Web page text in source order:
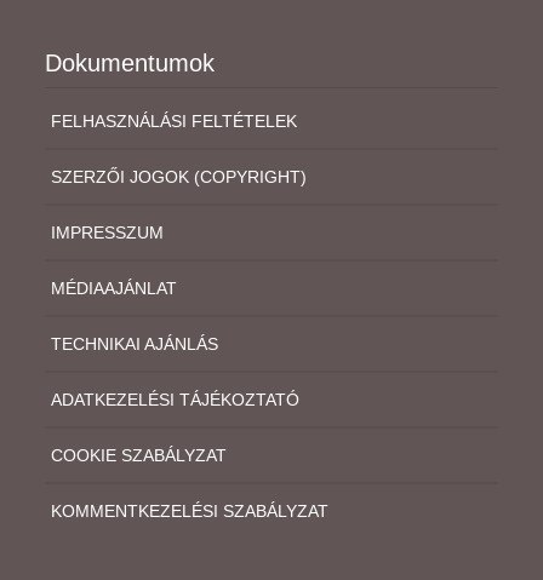
Dokumentumok
FELHASZNÁLÁSI FELTÉTELEK
SZERZŐI JOGOK (COPYRIGHT)
IMPRESSZUM
MÉDIAAJÁNLAT
TECHNIKAI AJÁNLÁS
ADATKEZELÉSI TÁJÉKOZTATÓ
COOKIE SZABÁLYZAT
KOMMENTKEZELÉSI SZABÁLYZAT